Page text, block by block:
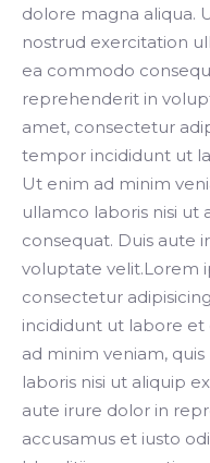
dolore magna aliqua.
nostrud exercitation
ea commodo
reprehenderit in
amet, consectetur
tempor incididunt ut
Ut enim ad minim
ullamco laboris nisi ut
consequat. Duis aute
voluptate velit.Lorem
consectetur
incididunt ut labore et
ad minim veniam,
laboris nisi ut aliquip
aute irure dolor in
accusamus et iusto